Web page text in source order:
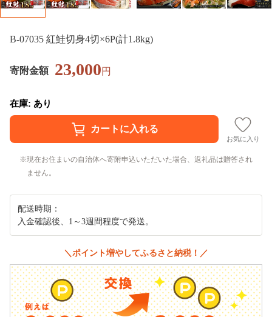
B-07035 紅鮭切身4切×6P(計1.8kg)
寄附金額 23,000円
在庫: あり
お気に入り
現在お住まいの自治体へ寄附申込いただいた場合、返礼品は贈答され
ません。
配送時期：
入金確認後、1～3週間程度で発送。
＼ポイント増やしてふるさと納税！／